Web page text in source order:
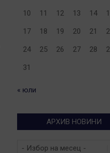
10 11 12 13 14
17 18 19 20 21
24 25 26 27 28
31
« юли
АРХИВ НОВИНИ
Архив